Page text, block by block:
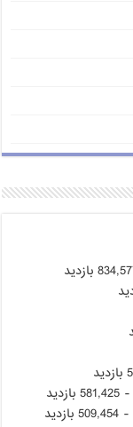
- 581,425 بازدید
- 509,454 بازدید